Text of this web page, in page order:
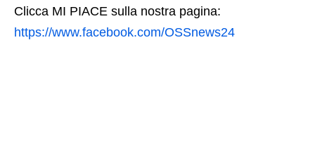
Clicca MI PIACE sulla nostra pagina:
https://www.facebook.com/OSSnews24